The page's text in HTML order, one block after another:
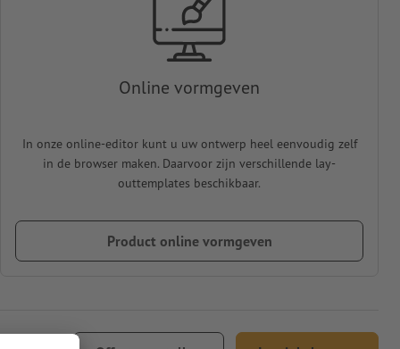
Online vormgeven
In onze online-editor kunt u uw ontwerp heel eenvoudig zelf
in de browser maken. Daarvoor zijn verschillende lay-
outtemplates beschikbaar.
Product online vormgeven